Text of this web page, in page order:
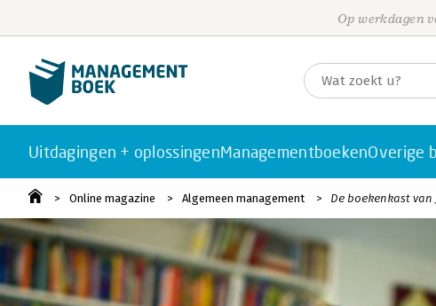
Op werkdagen
Uitdagingen + oplossingenManagementboekenOverige
Online magazine Algemeen management De boekenkast van